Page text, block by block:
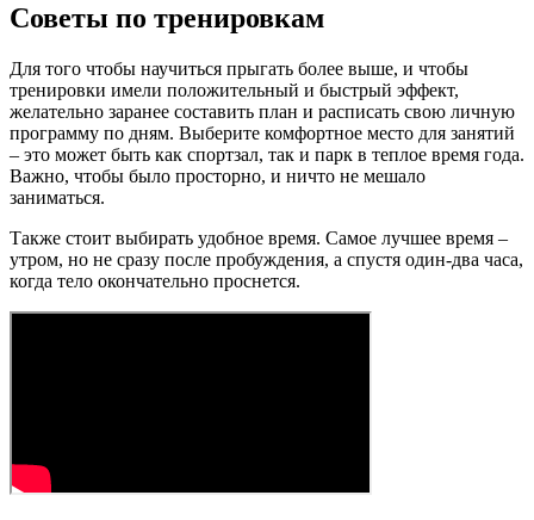
Советы по тренировкам
Для того чтобы научиться прыгать более выше, и чтобы
тренировки имели положительный и быстрый эффект,
желательно заранее составить план и расписать свою личную
программу по дням. Выберите комфортное место для занятий
– это может быть как спортзал, так и парк в теплое время года.
Важно, чтобы было просторно, и ничто не мешало
заниматься.
Также стоит выбирать удобное время. Самое лучшее время –
утром, но не сразу после пробуждения, а спустя один-два часа,
когда тело окончательно проснется.